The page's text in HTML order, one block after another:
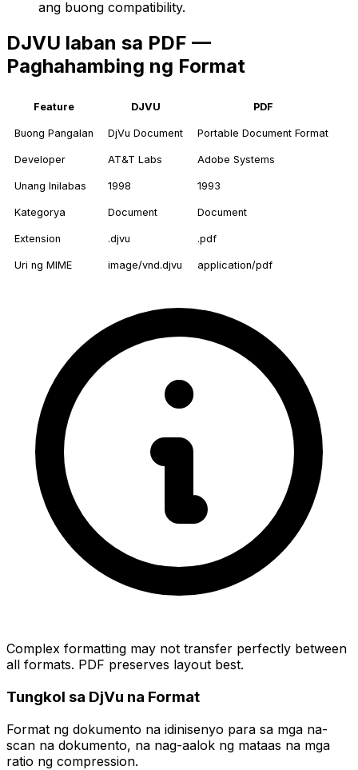
ang buong compatibility.
DJVU laban sa PDF —
Paghahambing ng Format
Feature DJVU PDF
Buong Pangalan DjVu Document Portable Document Format
Developer AT&T Labs Adobe Systems
Unang Inilabas 1998 1993
Kategorya Document Document
Extension .djvu .pdf
Uri ng MIME image/vnd.djvu application/pdf
Complex formatting may not transfer perfectly between
all formats. PDF preserves layout best.
Tungkol sa DjVu na Format
Format ng dokumento na idinisenyo para sa mga na-
scan na dokumento, na nag-aalok ng mataas na mga
ratio ng compression.